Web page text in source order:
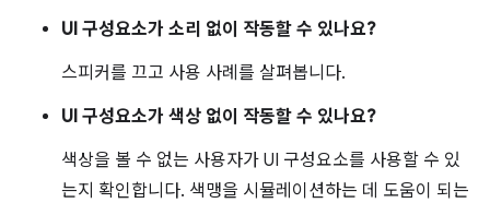
UI 구성요소가 소리 없이 작동할 수 있나요?
스피커를 끄고 사용 사례를 살펴봅니다.
UI 구성요소가 색상 없이 작동할 수 있나요?
색상을 볼 수 없는 사용자가 UI 구성요소를 사용할 수 있
는지 확인합니다. 색맹을 시뮬레이션하는 데 도움이 되는